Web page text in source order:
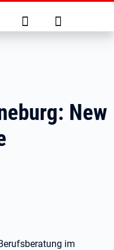
Suche Anmelden
New
im